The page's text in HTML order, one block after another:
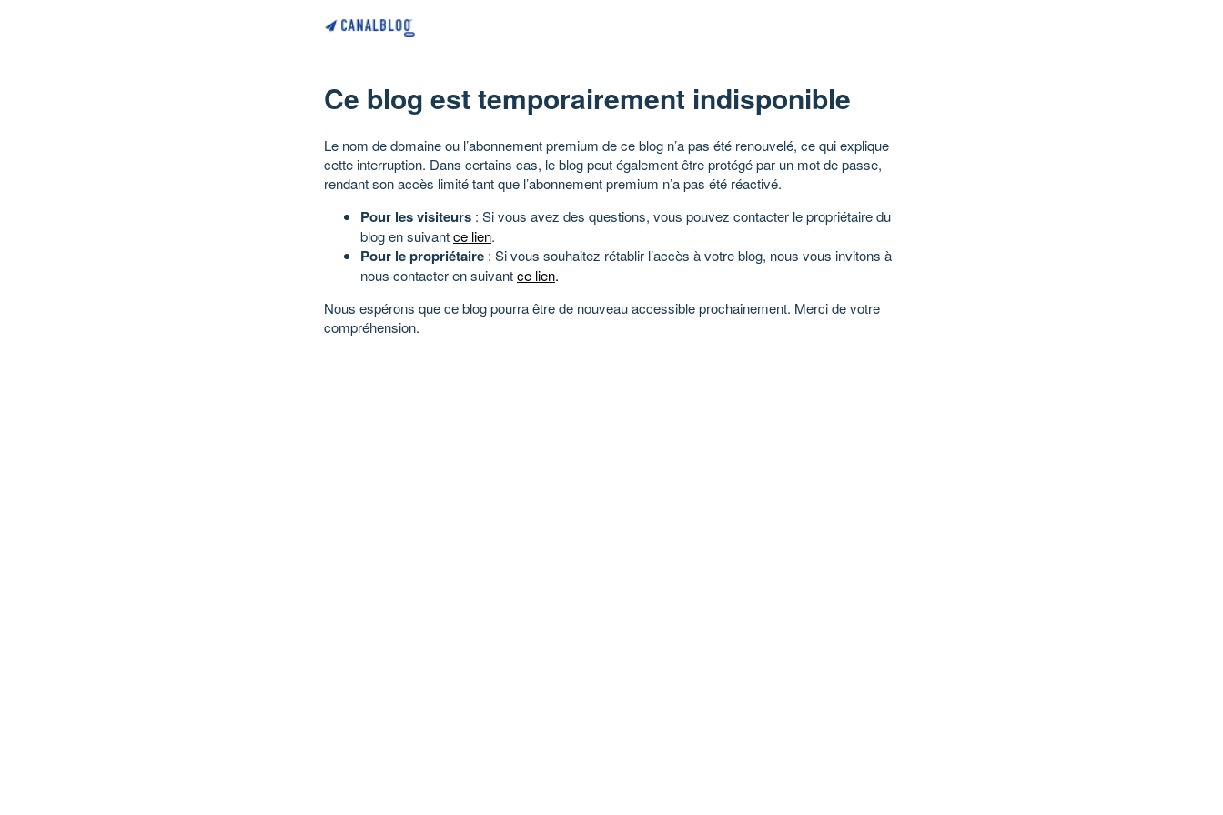
Ce blog est temporairement indisponible
Le nom de domaine ou l’abonnement premium de ce blog n’a pas été renouvelé, ce qui explique
cette interruption. Dans certains cas, le blog peut également être protégé par un mot de passe,
rendant son accès limité tant que l’abonnement premium n’a pas été réactivé.
Pour les visiteurs : Si vous avez des questions, vous pouvez contacter le propriétaire du
blog en suivantce lien.
Pour le propriétaire : Si vous souhaitez rétablir l’accès à votre blog, nous vous invitons à
nous contacter en suivantce lien.
Nous espérons que ce blog pourra être de nouveau accessible prochainement. Merci de votre
compréhension.